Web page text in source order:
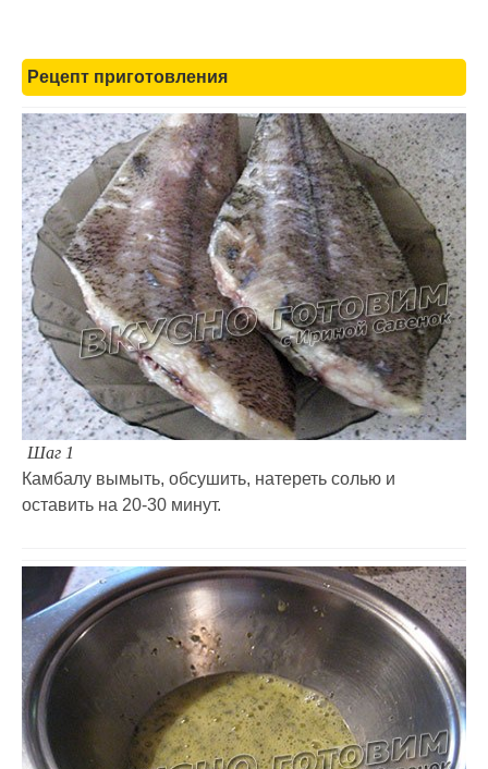
Рецепт приготовления
Шаг 1
Камбалу вымыть, обсушить, натереть солью и
оставить на 20-30 минут.